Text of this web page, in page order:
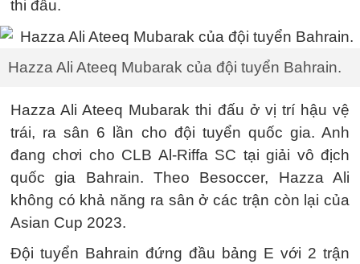
thi đấu.
Hazza Ali Ateeq Mubarak của đội tuyển Bahrain.
Hazza Ali Ateeq Mubarak thi đấu ở vị trí hậu vệ
trái, ra sân 6 lần cho đội tuyển quốc gia. Anh
đang chơi cho CLB Al-Riffa SC tại giải vô địch
quốc gia Bahrain. Theo Besoccer, Hazza Ali
không có khả năng ra sân ở các trận còn lại của
Asian Cup 2023.
Đội tuyển Bahrain đứng đầu bảng E với 2 trận